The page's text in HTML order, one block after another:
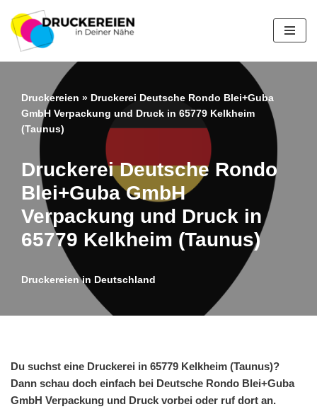
Zum
Inhalt
Druckereien » Druckerei Deutsche Rondo Blei+Guba
GmbH Verpackung und Druck in 65779 Kelkheim
(Taunus)
Druckerei Deutsche Rondo
Blei+Guba GmbH
Verpackung und Druck in
65779 Kelkheim (Taunus)
Druckereien in Deutschland
Du suchst eine Druckerei in 65779 Kelkheim (Taunus)?
Dann schau doch einfach bei Deutsche Rondo Blei+Guba
GmbH Verpackung und Druck vorbei oder ruf dort an.